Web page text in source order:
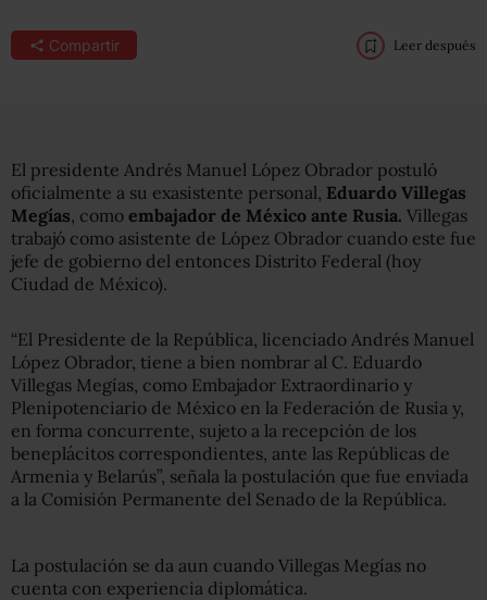
Compartir Leer después
El presidente Andrés Manuel López Obrador postuló
oficialmente a su exasistente personal, Eduardo Villegas
Megías, como embajador de México ante Rusia. Villegas
trabajó como asistente de López Obrador cuando este fue
jefe de gobierno del entonces Distrito Federal (hoy
Ciudad de México).
“El Presidente de la República, licenciado Andrés Manuel
López Obrador, tiene a bien nombrar al C. Eduardo
Villegas Megías, como Embajador Extraordinario y
Plenipotenciario de México en la Federación de Rusia y,
en forma concurrente, sujeto a la recepción de los
beneplácitos correspondientes, ante las Repúblicas de
Armenia y Belarús”, señala la postulación que fue enviada
a la Comisión Permanente del Senado de la República.
La postulación se da aun cuando Villegas Megías no
cuenta con experiencia diplomática.